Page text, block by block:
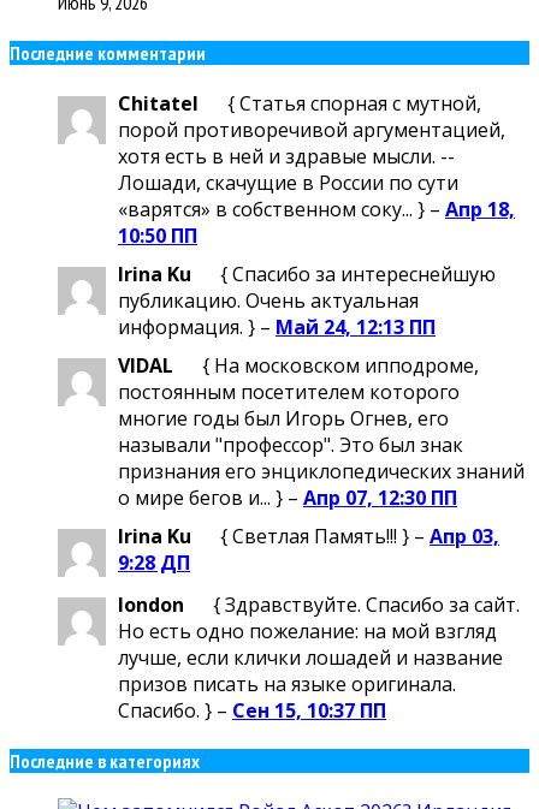
Последние комментарии
Chitatel
{ Статья спорная с мутной,
порой противоречивой аргументацией,
хотя есть в ней и здравые мысли. --
Лошади, скачущие в России по сути
«варятся» в собственном соку... } – Апр 18,
10:50 ПП
Irina Ku
{ Спасибо за интереснейшую
публикацию. Очень актуальная
информация. } – Май 24, 12:13 ПП
VIDAL
{ На московском ипподроме,
постоянным посетителем которого
многие годы был Игорь Огнев, его
называли "профессор". Это был знак
признания его энциклопедических знаний
о мире бегов и... } – Апр 07, 12:30 ПП
Irina Ku
{ Светлая Память!!! } – Апр 03,
9:28 ДП
london
{ Здравствуйте. Спасибо за сайт.
Но есть одно пожелание: на мой взгляд
лучше, если клички лошадей и название
призов писать на языке оригинала.
Спасибо. } – Сен 15, 10:37 ПП
Последние в категориях